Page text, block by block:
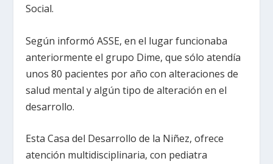
Social.
Según informó ASSE, en el lugar funcionaba
anteriormente el grupo Dime, que sólo atendía
unos 80 pacientes por año con alteraciones de
salud mental y algún tipo de alteración en el
desarrollo.
Esta Casa del Desarrollo de la Niñez, ofrece
atención multidisciplinaria, con pediatra